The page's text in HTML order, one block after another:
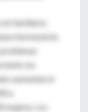
familiares
hormonal en
los
aumentan el
a
Los